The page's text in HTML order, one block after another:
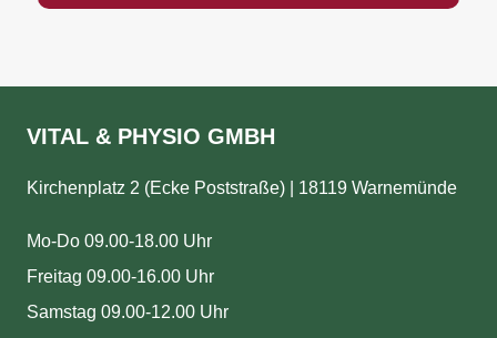
VITAL & PHYSIO GMBH
Kirchenplatz 2 (Ecke Poststraße) | 18119 Warnemünde
Mo-Do 09.00-18.00 Uhr
Freitag 09.00-16.00 Uhr
Samstag 09.00-12.00 Uhr